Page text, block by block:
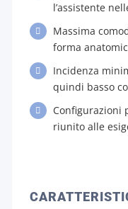
l’assistente
Massima
forma
Incidenza
quindi basso
Configurazioni
riunito alle